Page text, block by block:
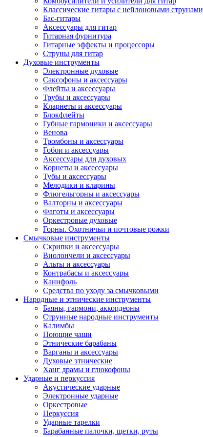
Классические гитары с нейлоновыми струнами
Бас-гитары
Аксессуары для гитар
Гитарная фурнитура
Гитарные эффекты и процессоры
Струны для гитар
Духовые инструменты
Электронные духовые
Саксофоны и аксессуары
Флейты и аксессуары
Трубы и аксессуары
Кларнеты и аксессуары
Блокфлейты
Губные гармоники и аксессуары
Венова
Тромбоны и аксессуары
Гобои и аксессуары
Аксессуары для духовых
Корнеты и аксессуары
Тубы и аксессуары
Мелодики и кларины
Флюгельгорны и аксессуары
Валторны и аксессуары
Фаготы и аксессуары
Оркестровые духовые
Горны. Охотничьи и почтовые рожки
Смычковые инструменты
Скрипки и аксессуары
Виолончели и аксессуары
Альты и аксессуары
Контрабасы и аксессуары
Канифоль
Средства по уходу за смычковыми
Народные и этнические инструменты
Баяны, гармони, аккордеоны
Струнные народные инструменты
Калимбы
Поющие чаши
Этнические барабаны
Варганы и аксессуары
Духовые этнические
Ханг драмы и глюкофоны
Ударные и перкуссия
Акустические ударные
Электронные ударные
Оркестровые
Перкуссия
Ударные тарелки
Барабанные палочки, щетки, руты